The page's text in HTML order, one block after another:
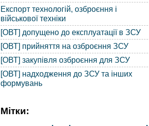
Експорт технологій, озброєння і
військової техніки
[ОВТ] допущено до експлуатації в ЗСУ
[ОВТ] прийняття на озброєння ЗСУ
[ОВТ] закупівля озброєння для ЗСУ
[ОВТ] надходження до ЗСУ та інших
формувань
Мітки: